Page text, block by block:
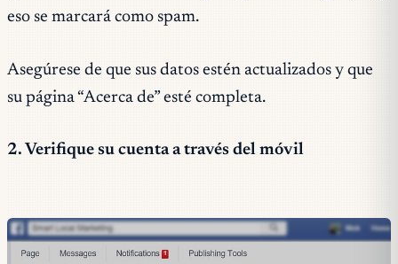
eso se marcará como spam.
Asegúrese de que sus datos estén actualizados y que
su página “Acerca de” esté completa.
2. Verifique su cuenta a través del móvil